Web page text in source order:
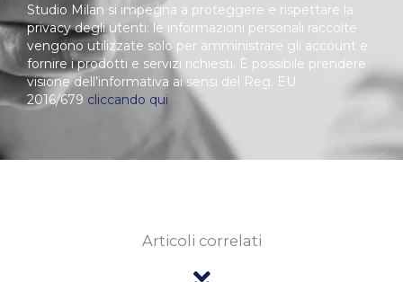
Studio Milan si impegna a proteggere e rispettare la
privacy degli utenti: le informazioni personali raccolte
vengono utilizzate solo per amministrare gli account e
fornire i prodotti e servizi richiesti. È possibile prendere
visione dell’informativa ai sensi del Reg. EU
2016/679 cliccando qui
Articoli correlati